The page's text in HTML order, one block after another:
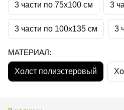
3 части по 75х100 см 3
3 части по 100х135 см 3
МАТЕРИАЛ:
Холст полиэстеровый